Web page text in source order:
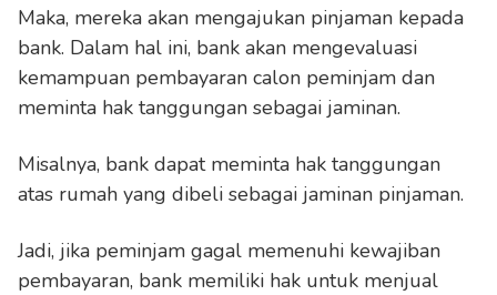
Maka, mereka akan mengajukan pinjaman kepada
bank. Dalam hal ini, bank akan mengevaluasi
kemampuan pembayaran calon peminjam dan
meminta hak tanggungan sebagai jaminan.
Misalnya, bank dapat meminta hak tanggungan
atas rumah yang dibeli sebagai jaminan pinjaman.
Jadi, jika peminjam gagal memenuhi kewajiban
pembayaran, bank memiliki hak untuk menjual